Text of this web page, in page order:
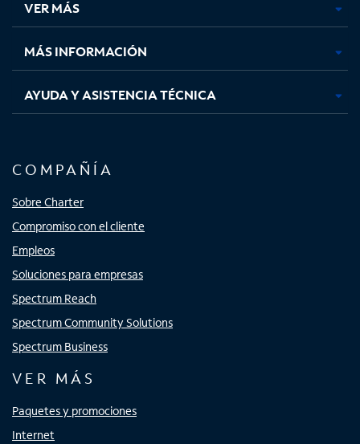
pestaña
nueva
pestaña
nueva
pestaña
nuevanueva
VER MÁS
MÁS INFORMACIÓN
AYUDA Y ASISTENCIA TÉCNICA
COMPAÑÍA
Sobre Charter
Compromiso con el cliente
Empleos
Soluciones para empresas
Spectrum Reach
Spectrum Community Solutions
Spectrum Business
VER MÁS
Paquetes y promociones
Internet